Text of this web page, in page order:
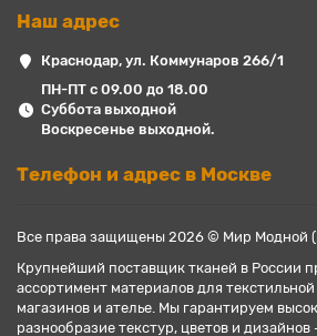
Наш адрес
Краснодар, ул. Коммунаров 266/1
ПН-ПТ с 09.00 до 18.00
Суббота выходной
Воскресенье выходной.
Телефон и адрес в Москве
Все права защищены 2026 © Мир Модной
Крупнейший поставщик тканей в России
ассортимент материалов для
магазинов и ателье. Мы гарантируем
разнообразие текстур, цветов и